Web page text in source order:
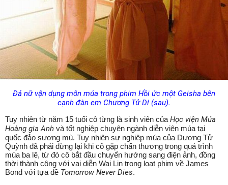
Đả nữ vận dụng môn múa trong phim Hồi ức một Geisha bên
cạnh đàn em Chương Tử Di (sau).
Tuy nhiên từ năm 15 tuổi cô từng là sinh viên của Học viện Múa
Hoàng gia Anh và tốt nghiệp chuyên ngành diễn viên múa tại
quốc đảo sương mù. Tuy nhiên sự nghiệp múa của Dương Tử
Quỳnh đã phải dừng lại khi cô gặp chấn thương trong quá trình
múa ba lê, từ đó cô bắt đầu chuyển hướng sang điện ảnh, đồng
thời thành công với vai diễn Wai Lin trong loạt phim về James
Bond với tựa đề Tomorrow Never Dies.